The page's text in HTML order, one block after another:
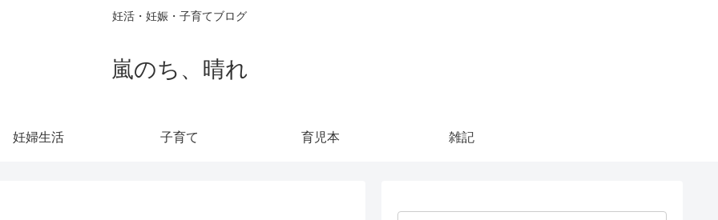
妊活・妊娠・子育てブログ
嵐のち、晴れ
妊婦生活 子育て 育児本 雑記